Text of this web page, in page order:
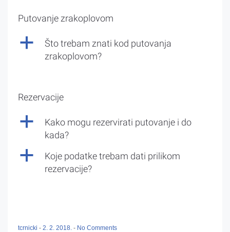
Putovanje zrakoplovom
a
Što trebam znati kod putovanja
zrakoplovom?
Rezervacije
a
Kako mogu rezervirati putovanje i do
kada?
a
Koje podatke trebam dati prilikom
rezervacije?
tcrnicki - 2. 2. 2018. - No Comments